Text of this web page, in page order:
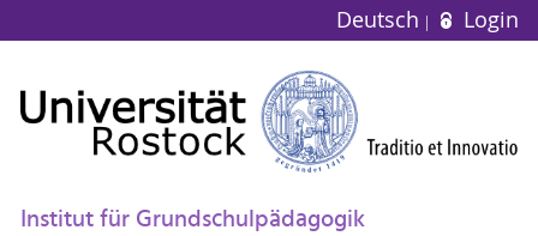
Deutsch Login
Institut für Grundschulpädagogik